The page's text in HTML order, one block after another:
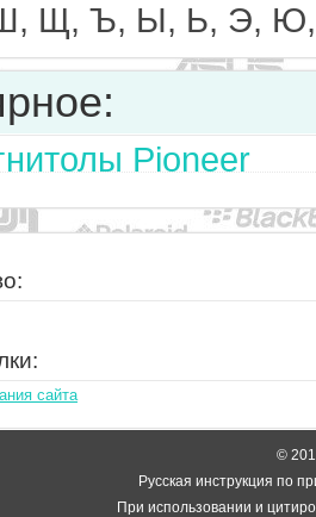
Щ, Ъ, Ы, Ь, Э,
Pioneer
сайта
©
Русская инструкция по
При использовании и